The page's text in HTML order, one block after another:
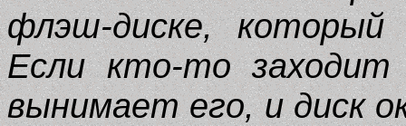
флэш-диске,
Если кто-то
вынимает его, и диск